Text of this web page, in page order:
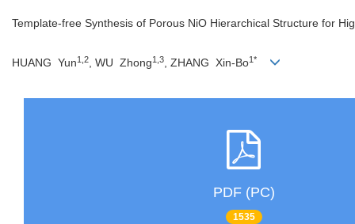
Template-free Synthesis of Porous NiO Hierarchical Structure for
HUANG Yun1,2 , WU Zhong1,3 , ZHANG Xin-Bo1*
PDF (PC)
1535